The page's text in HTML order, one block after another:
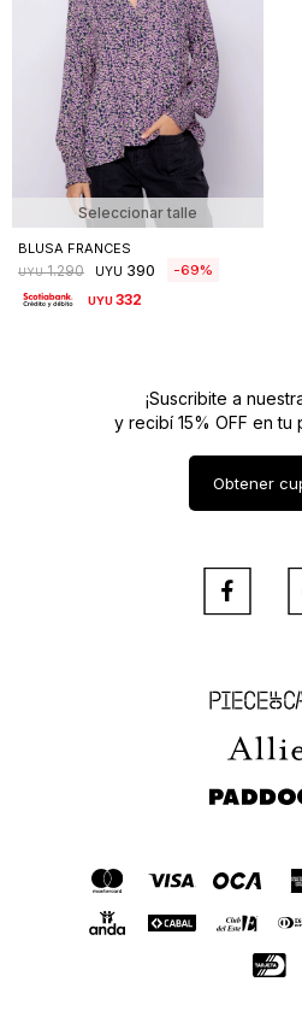
Seleccionar talle
BLUSA FRANCES
UYU 1.290 UYU 390 69
UYU332
Piece of
Allie
Paddock
¡Suscribite a
y recibí 15% OFF en tu
Obtener
